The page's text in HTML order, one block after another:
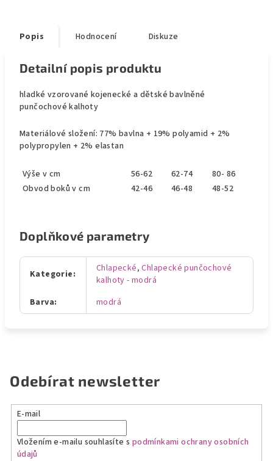
Popis Hodnocení Diskuze
Detailní popis produktu
hladké vzorované kojenecké a dětské bavlněné
punčochové kalhoty
Materiálové složení: 77% bavlna + 19% polyamid + 2%
polypropylen + 2% elastan
Výše v cm 56-62 62-74
80- 86
Obvod boků v cm
42-46 46-48 48-52
Doplňkové parametry
Kategorie: Chlapecké,Chlapecké punčochové
kalhoty - modrá
Barva: modrá
Odebírat newsletter
E-mail
Vložením e-mailu souhlasíte s podmínkami ochrany osobních
údajů